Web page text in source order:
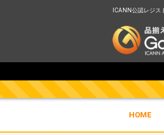
ICANN公認レジス
HOME